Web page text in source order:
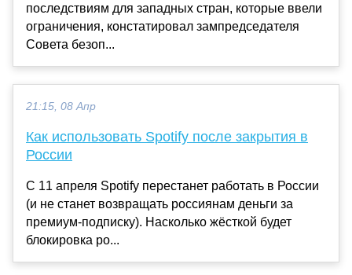
последствиям для западных стран, которые ввели
ограничения, констатировал зампредседателя
Совета безоп...
21:15, 08 Апр
Как использовать Spotify после закрытия в
России
С 11 апреля Spotify перестанет работать в России
(и не станет возвращать россиянам деньги за
премиум-подписку). Насколько жёсткой будет
блокировка ро...